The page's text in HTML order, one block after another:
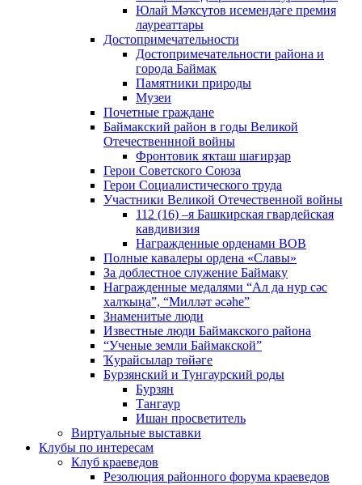
Юлай Мәҡсүтов исемендәге премия
лауреаттары
Достопримечательности
Достопримечательности района и
города Баймак
Памятники природы
Музеи
Почетные граждане
Баймакский район в годы Великой
Отечественнной войны
Фронтовик яҡташ шағирҙар
Герои Советского Союза
Герои Социалистического труда
Участники Великой Отечественной войны
112 (16) –я Башкирская гвардейская
кавдивизия
Награжденные орденами ВОВ
Полные кавалеры ордена «Славы»
За доблестное служение Баймаку
Награжденные медалями “Ал да нур сәс
халҡыңа”, “Милләт әсәһе”
Знаменитые люди
Известные люди Баймакского района
“Ученые земли Баймакской”
Ҡурайсылар төйәге
Бурзянский и Тунгаурский роды
Бурзян
Тангаур
Ишан просветитель
Виртуальные выставки
Клубы по интересам
Клуб краеведов
Резолюция районного форума краеведов